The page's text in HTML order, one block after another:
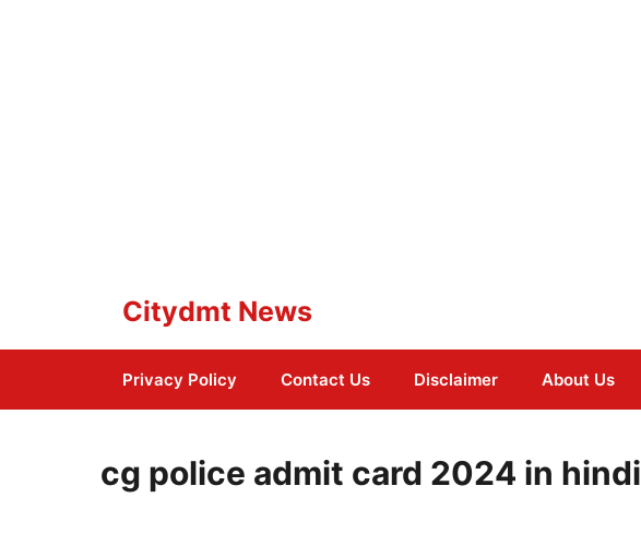
Citydmt News
Privacy Policy Contact Us Disclaimer About Us
cg police admit card 2024 in hindi